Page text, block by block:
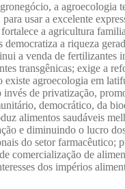
a agroecologia
usar a excelente
a agricultura
democratiza a riqueza
a venda de fertilizantes
transgênicas; exige a
existe agroecologia em
de privatização,
democrático, da
alimentos saudáveis
e diminuindo o lucro
do setor farmacêutico;
comercialização de
dos impérios